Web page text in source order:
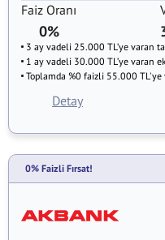
Faiz Oranı
0%
3 ay vadeli 25.000 TL’ye varan
1 ay vadeli 30.000 TL’ye varan
Toplamda %0 faizli 55.000
Detay
0% Faizli Fırsat!